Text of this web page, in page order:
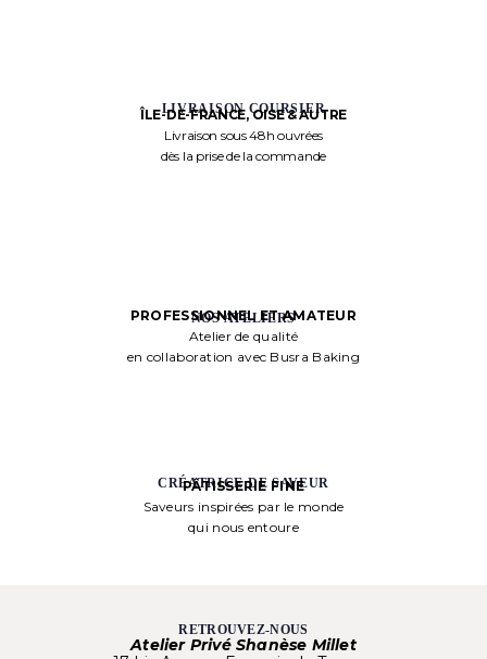
LIVRAISON COURSIER
ÎLE-DE-FRANCE, OISE & AUTRE
Livraison sous 48h ouvrées
dès la prise de la commande
NOS ATELIERS
PROFESSIONNEL ET AMATEUR
Atelier de qualité
en collaboration avec Busra Baking
CRÉATRICE DE SAVEUR
PÂTISSERIE FINE
Saveurs inspirées par le monde
qui nous entoure
RETROUVEZ-NOUS
Atelier Privé Shanèse Millet